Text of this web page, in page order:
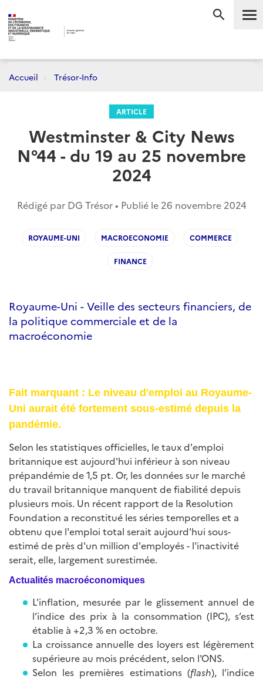
Accueil Trésor-Info
ARTICLE
Westminster & City News
N°44 - du 19 au 25 novembre
2024
Rédigé par DG Trésor • Publié le 26 novembre 2024
ROYAUME-UNI MACROECONOMIE COMMERCE
FINANCE
Royaume-Uni - Veille des secteurs financiers, de
la politique commerciale et de la
macroéconomie
Fait marquant : Le niveau d'emploi au Royaume-
Uni aurait été fortement sous-estimé depuis la
pandémie.
Selon les statistiques officielles, le taux d'emploi
britannique est aujourd'hui inférieur à son niveau
prépandémie de 1,5 pt. Or, les données sur le marché
du travail britannique manquent de fiabilité depuis
plusieurs mois. Un récent rapport de la Resolution
Foundation a reconstitué les séries temporelles et a
obtenu que l'emploi total serait aujourd'hui sous-
estimé de près d'un million d'employés - l'inactivité
serait, elle, largement surestimée.
Actualités macroéconomiques
L'inflation, mesurée par le glissement annuel de
l’indice des prix à la consommation (IPC), s’est
établie à +2,3 % en octobre.
La croissance annuelle des loyers est légèrement
supérieure au mois précédent, selon l'ONS.
Selon les premières estimations (flash), l’indice